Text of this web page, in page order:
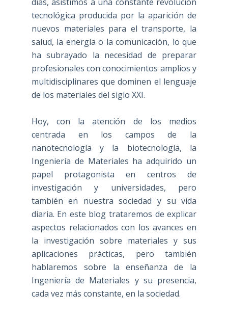
tecnológica producida por la aparición de
nuevos materiales para el transporte, la
salud, la energía o la comunicación, lo que
ha subrayado la necesidad de preparar
profesionales con conocimientos amplios y
multidisciplinares que dominen el lenguaje
de los materiales del siglo XXI.
Hoy, con la atención de los medios
centrada en los campos de la
nanotecnología y la biotecnología, la
Ingeniería de Materiales ha adquirido un
papel protagonista en centros de
investigación y universidades, pero
también en nuestra sociedad y su vida
diaria. En este blog trataremos de explicar
aspectos relacionados con los avances en
la investigación sobre materiales y sus
aplicaciones prácticas, pero también
hablaremos sobre la enseñanza de la
Ingeniería de Materiales y su presencia,
cada vez más constante, en la sociedad.